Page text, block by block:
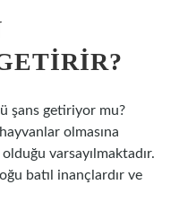
şans getiriyor mu?
olmasına
varsayılmaktadır.
batıl inançlardır ve